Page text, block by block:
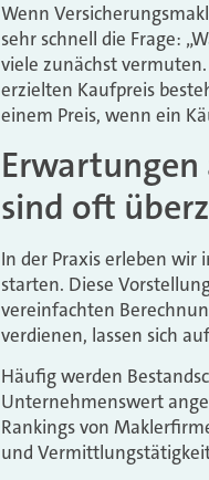
Wenn
sehr schnell die Frage:
viele zunächst
erzielten Kaufpreis
einem Preis, wenn ein
Erwartungen
sind oft
In der Praxis erleben wir
starten. Diese
vereinfachten
verdienen, lassen sich
Häufig werden
Unternehmenswert
Rankings von
und